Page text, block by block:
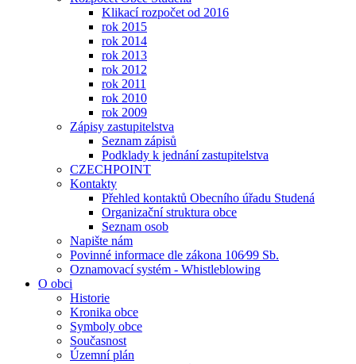
Klikací rozpočet od 2016
rok 2015
rok 2014
rok 2013
rok 2012
rok 2011
rok 2010
rok 2009
Zápisy zastupitelstva
Seznam zápisů
Podklady k jednání zastupitelstva
CZECHPOINT
Kontakty
Přehled kontaktů Obecního úřadu Studená
Organizační struktura obce
Seznam osob
Napište nám
Povinné informace dle zákona 106⁄99 Sb.
Oznamovací systém - Whistleblowing
O obci
Historie
Kronika obce
Symboly obce
Současnost
Územní plán